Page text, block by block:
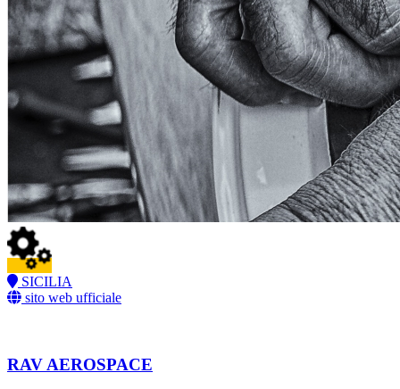
SICILIA
sito web ufficiale
RAV AEROSPACE